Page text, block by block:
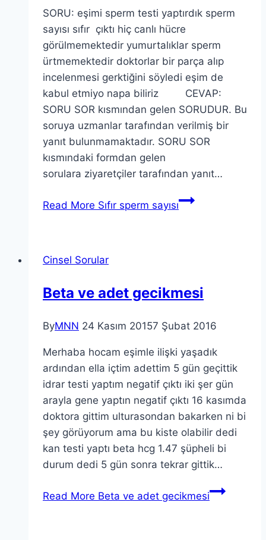
SORU: eşimi sperm testi yaptırdık sperm
sayısı sıfır çıktı hiç canlı hücre
görülmemektedir yumurtalıklar sperm
ürtmemektedir doktorlar bir parça alıp
incelenmesi gerktiğini söyledi eşim de
kabul etmiyo napa biliriz CEVAP:
SORU SOR kısmından gelen SORUDUR. Bu
soruya uzmanlar tarafından verilmiş bir
yanıt bulunmamaktadır. SORU SOR
kısmındaki formdan gelen
sorulara ziyaretçiler tarafından yanıt…
Read More Sıfır sperm sayısı
Cinsel Sorular
Beta ve adet gecikmesi
ByMNN 24 Kasım 20157 Şubat 2016
Merhaba hocam eşimle ilişki yaşadık
ardından ella içtim adettim 5 gün geçittik
idrar testi yaptım negatif çıktı iki şer gün
arayla gene yaptın negatif çıktı 16 kasımda
doktora gittim ulturasondan bakarken ni bi
şey görüyorum ama bu kiste olabilir dedi
kan testi yaptı beta hcg 1.47 şüpheli bi
durum dedi 5 gün sonra tekrar gittik…
Read More Beta ve adet gecikmesi